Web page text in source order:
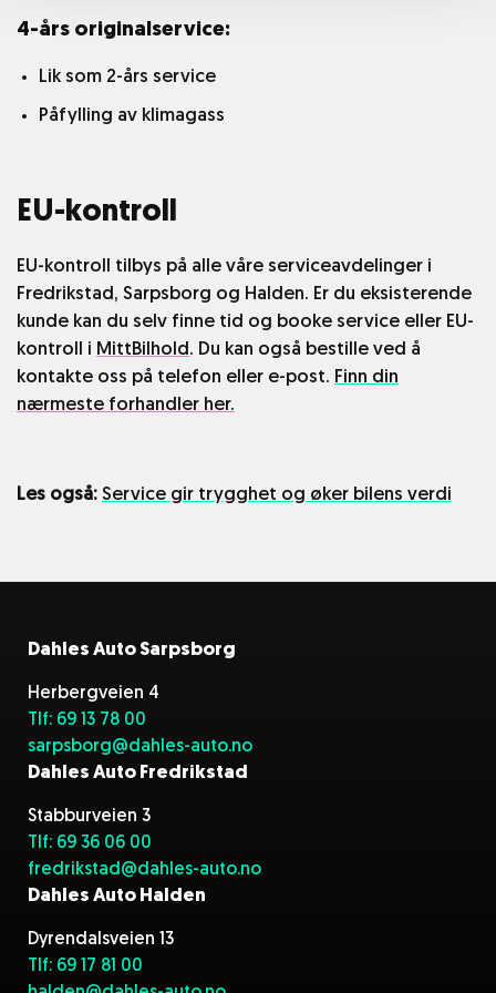
4-års originalservice:
Lik som 2-års service
Påfylling av klimagass
EU-kontroll
EU-kontroll tilbys på alle våre serviceavdelinger i
Fredrikstad, Sarpsborg og Halden. Er du eksisterende
kunde kan du selv finne tid og booke service eller EU-
kontroll i MittBilhold . Du kan også bestille ved å
kontakte oss på telefon eller e-post. Finn din
nærmeste forhandler her.
Les også: Service gir trygghet og øker bilens verdi
Dahles Auto Sarpsborg
Herbergveien 4
Tlf: 69 13 78 00
sarpsborg@dahles-auto.no
Dahles Auto Fredrikstad
Stabburveien 3
Tlf: 69 36 06 00
fredrikstad@dahles-auto.no
Dahles Auto Halden
Dyrendalsveien 13
Tlf: 69 17 81 00